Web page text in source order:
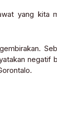
yang kita
negatif